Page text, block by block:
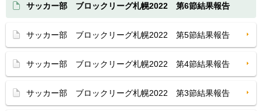
サッカー部 ブロックリーグ札幌2022 第6節結果報告
サッカー部 ブロックリーグ札幌2022 第5節結果報告
サッカー部 ブロックリーグ札幌2022 第4節結果報告
サッカー部 ブロックリーグ札幌2022 第3節結果報告